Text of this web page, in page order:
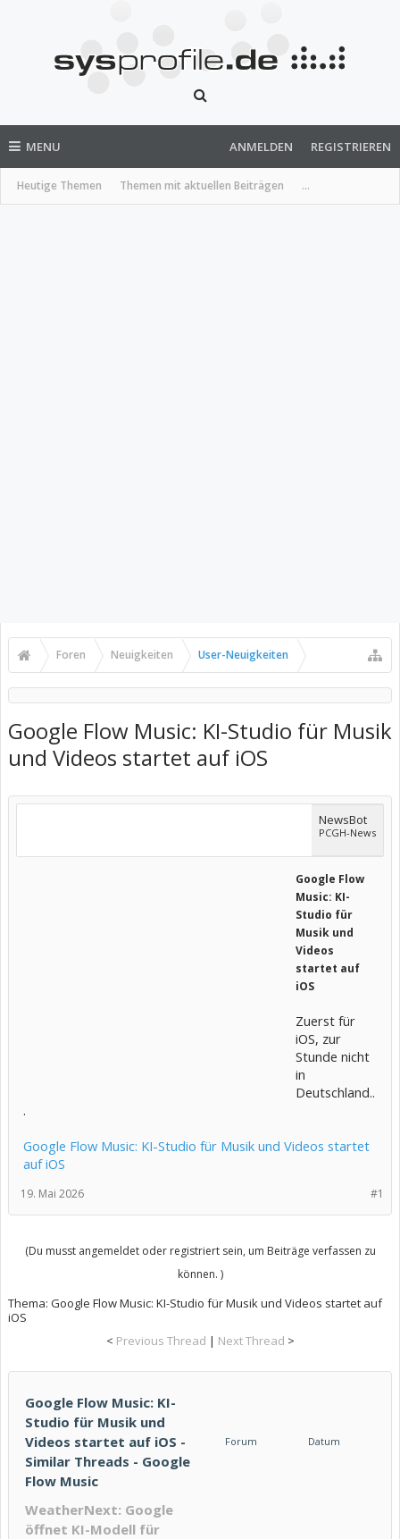
MENU
Heutige Themen Themen mit aktuellen Beiträgen ...
ANMELDEN REGISTRIEREN
Foren Neuigkeiten User-Neuigkeiten
Google Flow Music: KI-Studio für Musik
und Videos startet auf iOS
NewsBot
PCGH-News
Google Flow
Music: KI-
Studio für
Musik und
Videos
startet auf
iOS
Zuerst für
iOS, zur
Stunde nicht
in
Deutschland..
.
Google Flow Music: KI-Studio für Musik und Videos startet
auf iOS
#1
19. Mai 2026
(Du musst angemeldet oder registriert sein, um Beiträge verfassen zu
können. )
Thema: Google Flow Music: KI-Studio für Musik und Videos startet auf
iOS
< Previous Thread | Next Thread >
Google Flow Music: KI-
Studio für Musik und
Videos startet auf iOS -
Similar Threads - Google
Flow Music
Forum Datum
WeatherNext: Google
öffnet KI-Modell für